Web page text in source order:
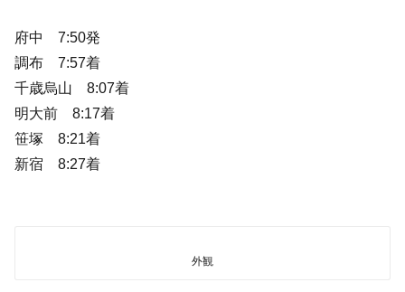
府中 7:50発
調布 7:57着
千歳烏山 8:07着
明大前 8:17着
笹塚 8:21着
新宿 8:27着
外観